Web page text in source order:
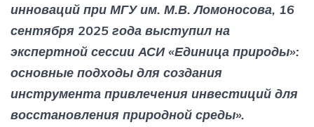
инноваций при МГУ им. М.В. Ломоносова, 16
сентября 2025 года выступил на
экспертной сессии АСИ «Единица природы»:
основные подходы для создания
инструмента привлечения инвестиций для
восстановления природной среды».